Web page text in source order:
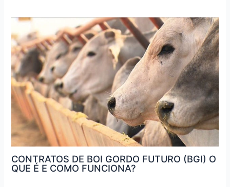
CONTRATOS DE BOI GORDO FUTURO (BGI) O
QUE É E COMO FUNCIONA?